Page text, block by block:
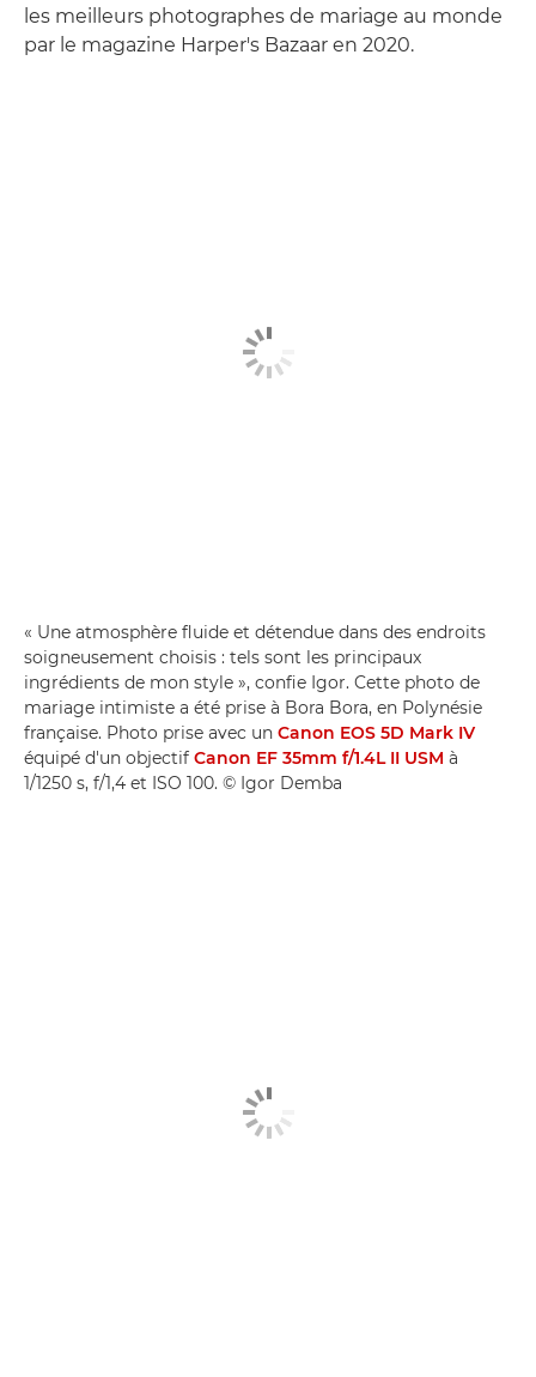
les meilleurs photographes de mariage au monde
par le magazine Harper's Bazaar en 2020.
« Une atmosphère fluide et détendue dans des endroits
soigneusement choisis : tels sont les principaux
ingrédients de mon style », confie Igor. Cette photo de
mariage intimiste a été prise à Bora Bora, en Polynésie
française. Photo prise avec un Canon EOS 5D Mark IV
équipé d'un objectif Canon EF 35mm f/1.4L II USM à
1/1250 s, f/1,4 et ISO 100. © Igor Demba